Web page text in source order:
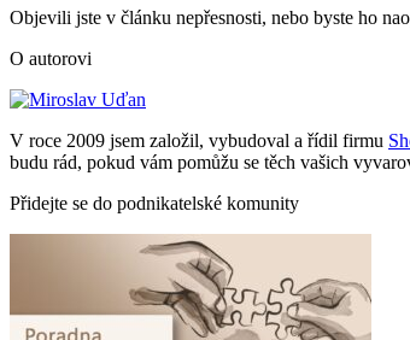
Objevili jste v článku nepřesnosti, nebo byste ho
O autorovi
V roce 2009 jsem založil, vybudoval a řídil firmu
budu rád, pokud vám pomůžu se těch vašich
Přidejte se do podnikatelské komunity